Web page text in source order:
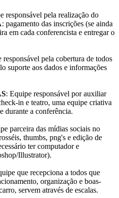
responsável pela realização do
das inscrições (se ainda
em cada conferencista e entregar o
responsável pela cobertura de todos
suporte aos dados e informações
: Equipe responsável por auxiliar
in e teatro, uma equipe criativa
durante a conferência.
parceira das mídias sociais no
thumbs, png's e edição de
ter computador e
Illustrator).
que recepciona a todos que
organização e boas-
servem através de escalas.